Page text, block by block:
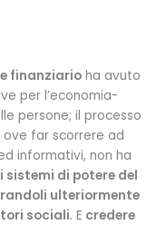
finanziario ha avuto
per l’economia-
persone; il processo
ove far scorrere ad
informativi, non ha
sistemi di potere del
ulteriormente
sociali. E credere